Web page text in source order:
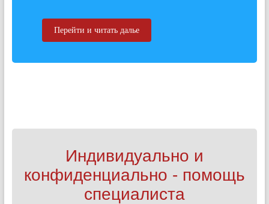
Перейти и читать далье
Индивидуально и
конфиденциально - помощь
специалиста